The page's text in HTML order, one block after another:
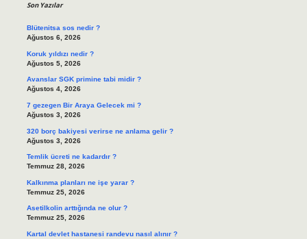
Son Yazılar
Blütenitsa sos nedir ?
Ağustos 6, 2026
Koruk yıldızı nedir ?
Ağustos 5, 2026
Avanslar SGK primine tabi midir ?
Ağustos 4, 2026
7 gezegen Bir Araya Gelecek mi ?
Ağustos 3, 2026
320 borç bakiyesi verirse ne anlama gelir ?
Ağustos 3, 2026
Temlik ücreti ne kadardır ?
Temmuz 28, 2026
Kalkınma planları ne işe yarar ?
Temmuz 25, 2026
Asetilkolin arttığında ne olur ?
Temmuz 25, 2026
Kartal devlet hastanesi randevu nasıl alınır ?